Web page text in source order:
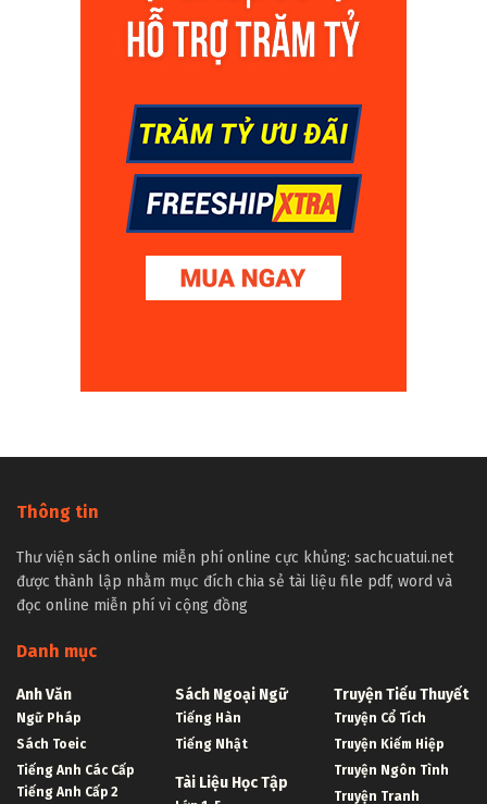
Thông tin
Thư viện sách online miễn phí online cực khủng: sachcuatui.net
được thành lập nhằm mục đích chia sẻ tài liệu file pdf, word và
đọc online miễn phí vì cộng đồng
Danh mục
Anh Văn
Ngữ Pháp
Sách Toeic
Tiếng Anh Các Cấp
Tiếng Anh Cấp 2
Sách Ngoại Ngữ
Tiếng Hàn
Tiếng Nhật
Tài Liệu Học Tập
Truyện Tiểu Thuyết
Truyện Cổ Tích
Truyện Kiếm Hiệp
Truyện Ngôn Tình
Truyện Tranh